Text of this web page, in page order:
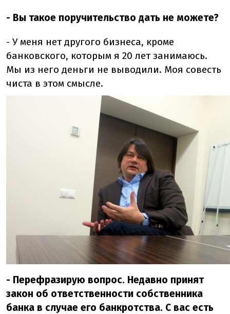
- Вы такое поручительство дать не можете?
- У меня нет другого бизнеса, кроме
банковского, которым я 20 лет занимаюсь.
Мы из него деньги не выводили. Моя совесть
чиста в этом смысле.
- Перефразирую вопрос. Недавно принят
закон об ответственности собственника
банка в случае его банкротства. С вас есть